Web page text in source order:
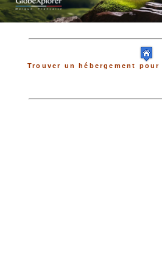
Trouver un hébergement